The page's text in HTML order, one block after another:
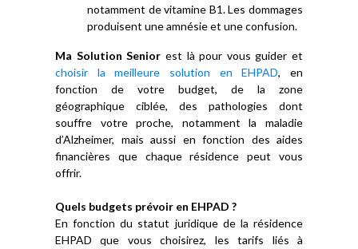
notamment de vitamine B1. Les dommages
produisent une amnésie et une confusion.
Ma Solution Senior est là pour vous guider et
choisir la meilleure solution en EHPAD, en
fonction de votre budget, de la zone
géographique ciblée, des pathologies dont
souffre votre proche, notamment la maladie
d’Alzheimer, mais aussi en fonction des aides
financières que chaque résidence peut vous
offrir.
Quels budgets prévoir en EHPAD ?
En fonction du statut juridique de la résidence
EHPAD que vous choisirez, les tarifs liés à